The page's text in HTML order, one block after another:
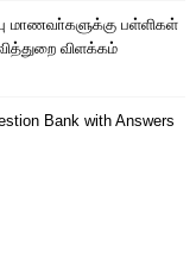
மாணவா்களுக்கு பள்ளிகள்
விளக்கம்
Bank with Answers